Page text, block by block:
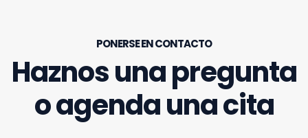
PONERSE EN CONTACTO
Haznos una pregunta
o agenda una cita